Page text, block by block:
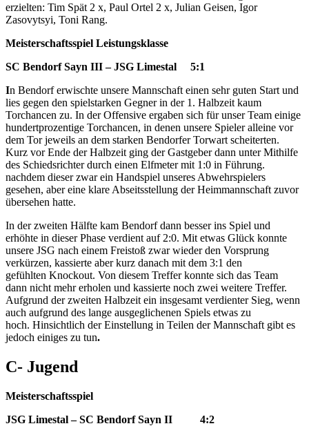
erzielten: Tim Spät 2 x, Paul Ortel 2 x, Julian Geisen, Igor
Zasovytsyi, Toni Rang.
Meisterschaftsspiel Leistungsklasse
SC Bendorf Sayn III – JSG Limestal 5:1
In Bendorf erwischte unsere Mannschaft einen sehr guten Start und
lies gegen den spielstarken Gegner in der 1. Halbzeit kaum
Torchancen zu. In der Offensive ergaben sich für unser Team einige
hundertprozentige Torchancen, in denen unsere Spieler alleine vor
dem Tor jeweils an dem starken Bendorfer Torwart scheiterten.
Kurz vor Ende der Halbzeit ging der Gastgeber dann unter Mithilfe
des Schiedsrichter durch einen Elfmeter mit 1:0 in Führung.
nachdem dieser zwar ein Handspiel unseres Abwehrspielers
gesehen, aber eine klare Abseitsstellung der Heimmannschaft zuvor
übersehen hatte.
In der zweiten Hälfte kam Bendorf dann besser ins Spiel und
erhöhte in dieser Phase verdient auf 2:0. Mit etwas Glück konnte
unsere JSG nach einem Freistoß zwar wieder den Vorsprung
verkürzen, kassierte aber kurz danach mit dem 3:1 den
gefühlten Knockout. Von diesem Treffer konnte sich das Team
dann nicht mehr erholen und kassierte noch zwei weitere Treffer.
Aufgrund der zweiten Halbzeit ein insgesamt verdienter Sieg, wenn
auch aufgrund des lange ausgeglichenen Spiels etwas zu
hoch. Hinsichtlich der Einstellung in Teilen der Mannschaft gibt es
jedoch einiges zu tun.
C- Jugend
Meisterschaftsspiel
JSG Limestal – SC Bendorf Sayn II 4:2